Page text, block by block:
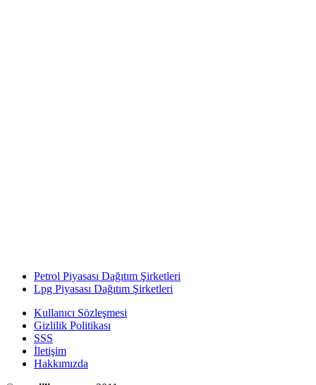
Petrol Piyasası Dağıtım Şirketleri
Lpg Piyasası Dağıtım Şirketleri
Kullanıcı Sözleşmesi
Gizlilik Politikası
SSS
İletişim
Hakkımızda